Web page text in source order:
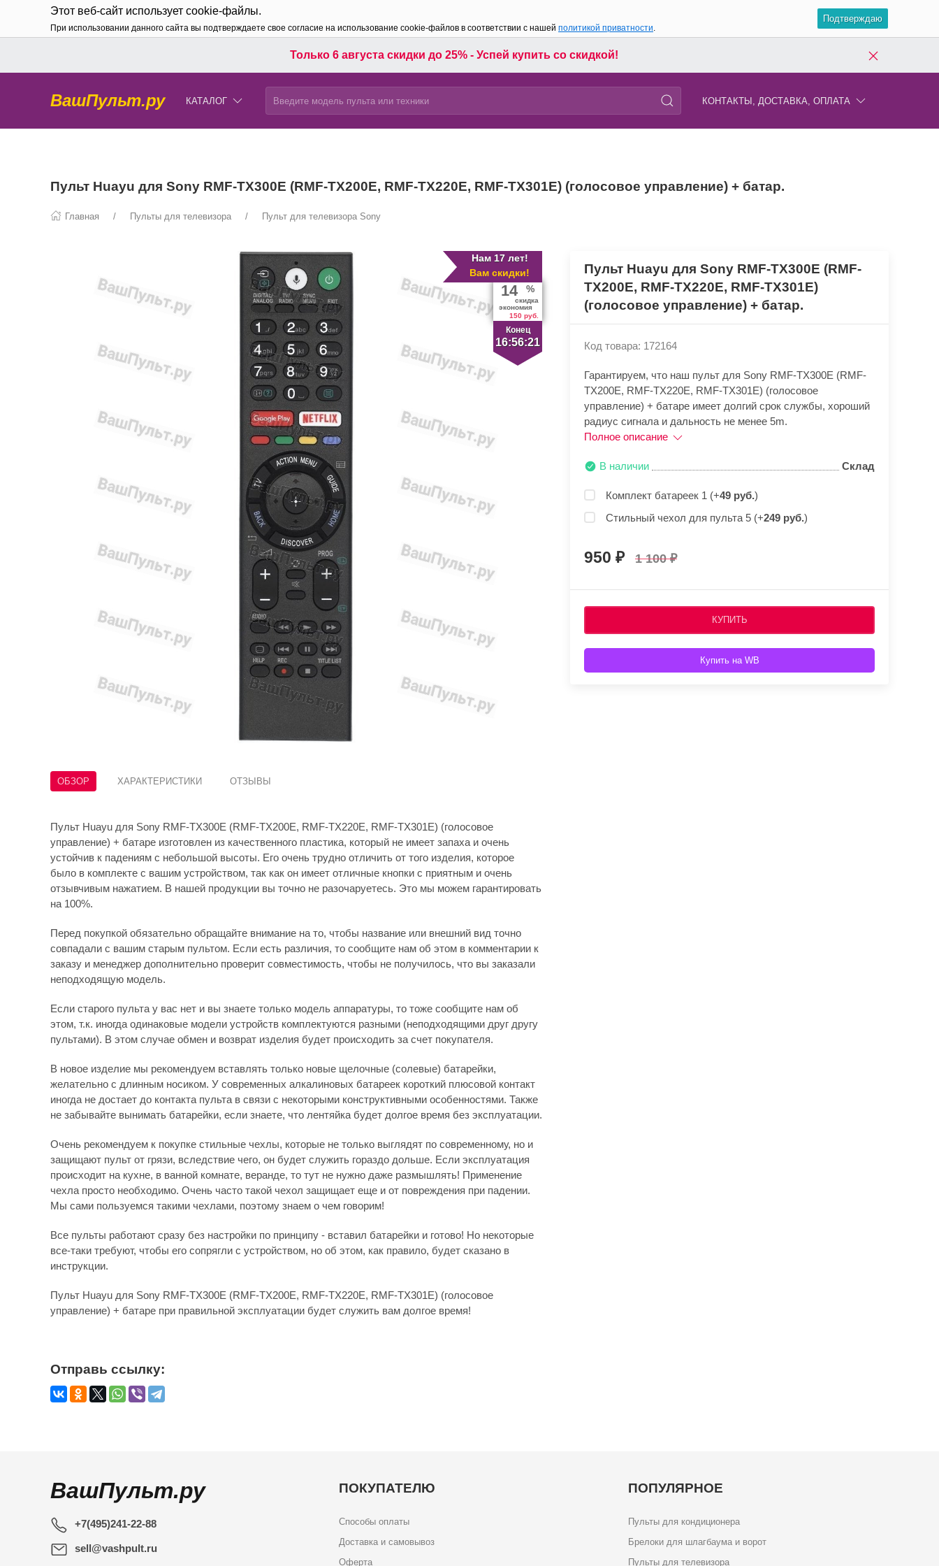
Этот веб-сайт использует cookie-файлы.
При использовании данного сайта вы подтверждаете свое согласие на использование cookie-файлов в соответствии с нашей политикой приватности.
Подтверждаю
Только 6 августа скидки до 25% - Успей купить со скидкой!
ВашПульт.ру КАТАЛОГ КОНТАКТЫ, ДОСТАВКА, ОПЛАТА
Пульт Huayu для Sony RMF-TX300E (RMF-TX200E, RMF-TX220E, RMF-TX301E) (голосовое управление) + батар.
Главная Пульты для телевизора Пульт для телевизора Sony
Нам 17 лет!
Вам скидки!
Конец
16:56:21
14 %
скидка
экономия
150 руб.
ОБЗОР ХАРАКТЕРИСТИКИ ОТЗЫВЫ
Пульт Huayu для Sony RMF-TX300E (RMF-TX200E, RMF-TX220E, RMF-TX301E) (голосовое
управление) + батаре изготовлен из качественного пластика, который не имеет запаха и очень
устойчив к падениям с небольшой высоты. Его очень трудно отличить от того изделия, которое
было в комплекте с вашим устройством, так как он имеет отличные кнопки с приятным и очень
отзывчивым нажатием. В нашей продукции вы точно не разочаруетесь. Это мы можем гарантировать
на 100%.
Перед покупкой обязательно обращайте внимание на то, чтобы название или внешний вид точно
совпадали с вашим старым пультом. Если есть различия, то сообщите нам об этом в комментарии к
заказу и менеджер дополнительно проверит совместимость, чтобы не получилось, что вы заказали
неподходящую модель.
Если старого пульта у вас нет и вы знаете только модель аппаратуры, то тоже сообщите нам об
этом, т.к. иногда одинаковые модели устройств комплектуются разными (неподходящими друг другу
пультами). В этом случае обмен и возврат изделия будет происходить за счет покупателя.
В новое изделие мы рекомендуем вставлять только новые щелочные (солевые) батарейки,
желательно с длинным носиком. У современных алкалиновых батареек короткий плюсовой контакт
иногда не достает до контакта пульта в связи с некоторыми конструктивными особенностями. Также
не забывайте вынимать батарейки, если знаете, что лентяйка будет долгое время без эксплуатации.
Очень рекомендуем к покупке стильные чехлы, которые не только выглядят по современному, но и
защищают пульт от грязи, вследствие чего, он будет служить гораздо дольше. Если эксплуатация
происходит на кухне, в ванной комнате, веранде, то тут не нужно даже размышлять! Применение
чехла просто необходимо. Очень часто такой чехол защищает еще и от повреждения при падении.
Мы сами пользуемся такими чехлами, поэтому знаем о чем говорим!
Все пульты работают сразу без настройки по принципу - вставил батарейки и готово! Но некоторые
все-таки требуют, чтобы его сопрягли с устройством, но об этом, как правило, будет сказано в
инструкции.
Пульт Huayu для Sony RMF-TX300E (RMF-TX200E, RMF-TX220E, RMF-TX301E) (голосовое
управление) + батаре при правильной эксплуатации будет служить вам долгое время!
Пульт Huayu для Sony RMF-TX300E (RMF-
TX200E, RMF-TX220E, RMF-TX301E)
(голосовое управление) + батар.
Код товара: 172164
Гарантируем, что наш пульт для Sony RMF-TX300E (RMF-
TX200E, RMF-TX220E, RMF-TX301E) (голосовое
управление) + батаре имеет долгий срок службы, хороший
радиус сигнала и дальность не менее 5m.
Полное описание
В наличии Склад
Комплект батареек 1 (+49 руб.)
Стильный чехол для пульта 5 (+249 руб.)
950 1 100
КУПИТЬ
Купить на WB
Отправь ссылку:
ВашПульт.ру
+7(495)241-22-88
sell@vashpult.ru
ПОКУПАТЕЛЮ
Способы оплаты
Доставка и самовывоз
Оферта
ПОПУЛЯРНОЕ
Пульты для кондиционера
Брелоки для шлагбаума и ворот
Пульты для телевизора